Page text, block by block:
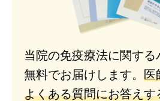
当院の免疫療法に関する
無料でお届けします。医
よくある質問にお答え